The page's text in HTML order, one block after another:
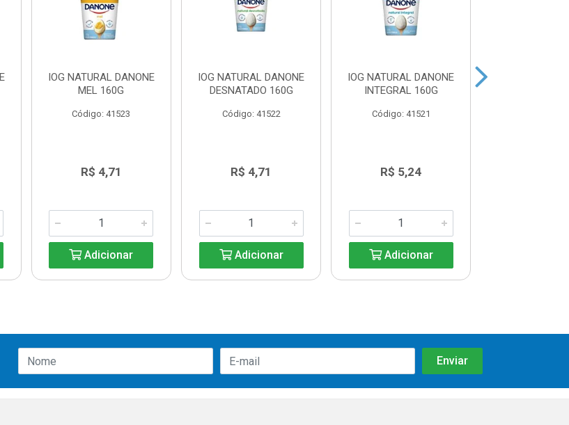
IOG NATURAL DANONE
MEL 160G
Código: 41523
R$ 4,71
Adicionar
IOG NATURAL DANONE
DESNATADO 160G
Código: 41522
R$ 4,71
Adicionar
IOG NATURAL DANONE
INTEGRAL 160G
Código: 41521
R$ 5,24
Adicionar